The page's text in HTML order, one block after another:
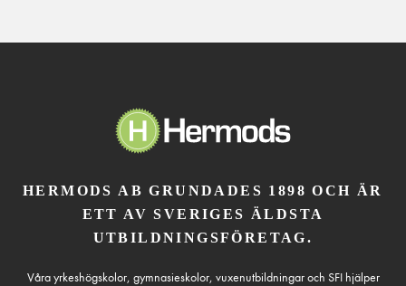
HERMODS AB GRUNDADES 1898 OCH ÄR
ETT AV SVERIGES ÄLDSTA
UTBILDNINGSFÖRETAG.
Våra yrkeshögskolor, gymnasieskolor, vuxenutbildningar och SFI hjälper